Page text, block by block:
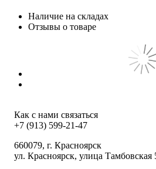
Наличие на складах
Отзывы о товаре
Как с нами связаться
+7 (913) 599-21-47
660079, г. Красноярск
ул. Красноярск, улица Тамбовская